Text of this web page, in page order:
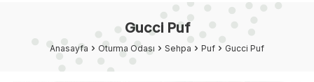
Gucci Puf
Anasayfa Oturma Odası Sehpa Puf Gucci Puf